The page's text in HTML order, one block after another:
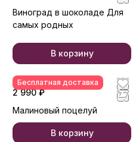
Виноград в шоколаде Для
самых родных
В корзину
Бесплатная доставка
2 990 ₽
Малиновый поцелуй
В корзину